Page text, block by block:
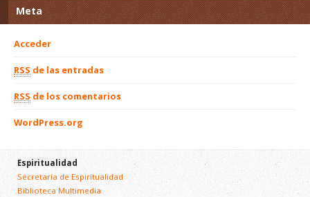
Meta
Acceder
RSS de las entradas
RSS de los comentarios
WordPress.org
Espiritualidad
Secretaría de Espiritualidad
Biblioteca Multimedia